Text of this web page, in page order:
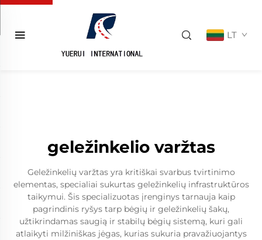
LT
geležinkelio varžtas
Geležinkelių varžtas yra kritiškai svarbus tvirtinimo
elementas, specialiai sukurtas geležinkelių infrastruktūros
taikymui. Šis specializuotas įrenginys tarnauja kaip
pagrindinis ryšys tarp bėgių ir geležinkelių šakų,
užtikrindamas saugią ir stabilų bėgių sistemą, kuri gali
atlaikyti milžiniškas jėgas, kurias sukuria pravažiuojantys